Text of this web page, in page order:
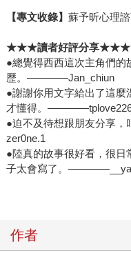
【專文收錄】 蘇予昕心理
★★★讀者好評分享★★★
●總覺得西西這次主角們的
歷。――――Jan_chiun
●謝謝你用文字給出了這麼
才懂得。
●迫不及待想跟朋友分享
zer0ne.1
●陸真的故事很好看，很日
子太會寫了。
作者